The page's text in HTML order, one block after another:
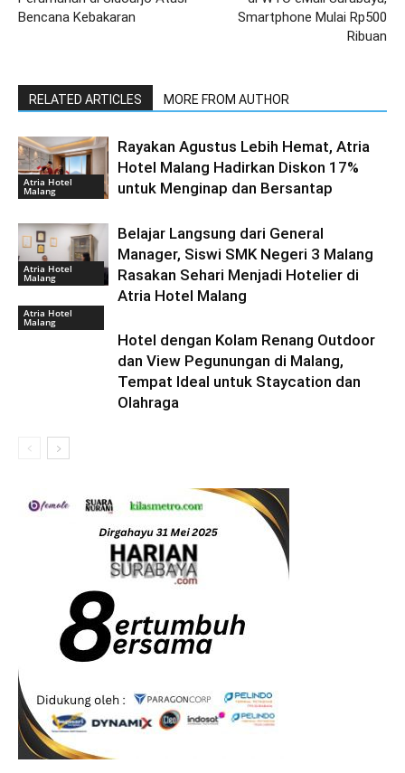
Bencana Kebakaran
Smartphone Mulai Rp500
Ribuan
RELATED ARTICLES MORE FROM AUTHOR
Atria Hotel
Malang
Rayakan Agustus Lebih Hemat, Atria
Hotel Malang Hadirkan Diskon 17%
untuk Menginap dan Bersantap
Atria Hotel
Malang
Belajar Langsung dari General
Manager, Siswi SMK Negeri 3 Malang
Rasakan Sehari Menjadi Hotelier di
Atria Hotel Malang
Atria Hotel
Malang
Hotel dengan Kolam Renang Outdoor
dan View Pegunungan di Malang,
Tempat Ideal untuk Staycation dan
Olahraga